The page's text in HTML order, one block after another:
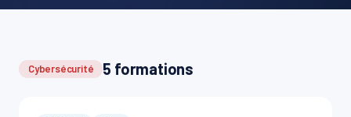
Cybersécurité 5 formations